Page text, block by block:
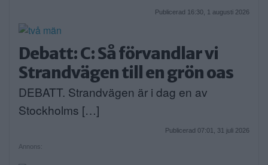
Publicerad 16:30, 1 augusti 2026
Debatt: C: Så förvandlar vi
Strandvägen till en grön oas
DEBATT. Strandvägen är i dag en av
Stockholms […]
Publicerad 07:01, 31 juli 2026
Annons: